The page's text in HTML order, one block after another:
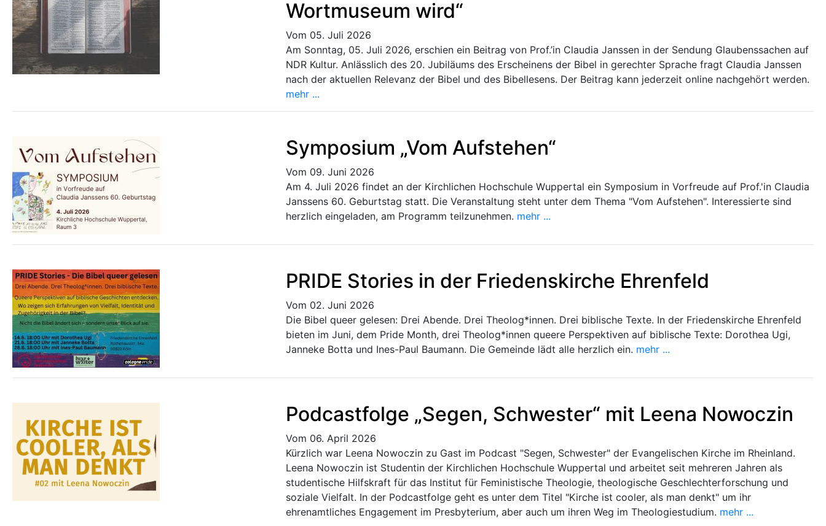
Wortmuseum wird“
Vom 05. Juli 2026
Am Sonntag, 05. Juli 2026, erschien ein Beitrag von Prof.’in Claudia Janssen in der Sendung Glaubenssachen auf
NDR Kultur. Anlässlich des 20. Jubiläums des Erscheinens der Bibel in gerechter Sprache fragt Claudia Janssen
nach der aktuellen Relevanz der Bibel und des Bibellesens. Der Beitrag kann jederzeit online nachgehört werden.
mehr ...
Symposium „Vom Aufstehen“
Vom 09. Juni 2026
Am 4. Juli 2026 findet an der Kirchlichen Hochschule Wuppertal ein Symposium in Vorfreude auf Prof.'in Claudia
Janssens 60. Geburtstag statt. Die Veranstaltung steht unter dem Thema "Vom Aufstehen". Interessierte sind
herzlich eingeladen, am Programm teilzunehmen. mehr ...
PRIDE Stories in der Friedenskirche Ehrenfeld
Vom 02. Juni 2026
Die Bibel queer gelesen: Drei Abende. Drei Theolog*innen. Drei biblische Texte. In der Friedenskirche Ehrenfeld
bieten im Juni, dem Pride Month, drei Theolog*innen queere Perspektiven auf biblische Texte: Dorothea Ugi,
Janneke Botta und Ines-Paul Baumann. Die Gemeinde lädt alle herzlich ein. mehr ...
Podcastfolge „Segen, Schwester“ mit Leena Nowoczin
Vom 06. April 2026
Kürzlich war Leena Nowoczin zu Gast im Podcast "Segen, Schwester" der Evangelischen Kirche im Rheinland.
Leena Nowoczin ist Studentin der Kirchlichen Hochschule Wuppertal und arbeitet seit mehreren Jahren als
studentische Hilfskraft für das Institut für Feministische Theologie, theologische Geschlechterforschung und
soziale Vielfalt. In der Podcastfolge geht es unter dem Titel "Kirche ist cooler, als man denkt" um ihr
ehrenamtliches Engagement im Presbyterium, aber auch um ihren Weg im Theologiestudium. mehr ...